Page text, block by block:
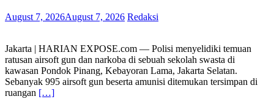
August 7, 2026August 7, 2026 Redaksi
Jakarta | HARIAN EXPOSE.com — Polisi menyelidiki temuan
ratusan airsoft gun dan narkoba di sebuah sekolah swasta di
kawasan Pondok Pinang, Kebayoran Lama, Jakarta Selatan.
Sebanyak 995 airsoft gun beserta amunisi ditemukan tersimpan di
ruangan […]